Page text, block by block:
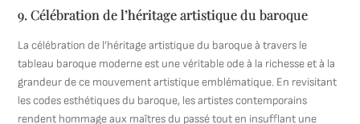
9. Célébration de l’héritage artistique du baroque
La célébration de l’héritage artistique du baroque à travers le
tableau baroque moderne est une véritable ode à la richesse et à la
grandeur de ce mouvement artistique emblématique. En revisitant
les codes esthétiques du baroque, les artistes contemporains
rendent hommage aux maîtres du passé tout en insufflant une